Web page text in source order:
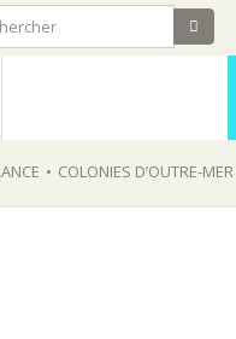
• COLONIES D’OUTRE-MER